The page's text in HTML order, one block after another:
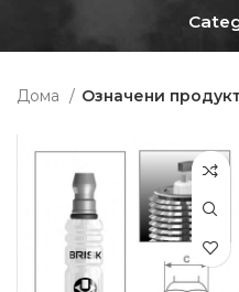
Дома Означени